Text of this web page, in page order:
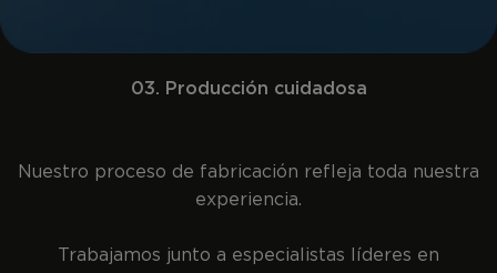
03. Producción cuidadosa
Nuestro proceso de fabricación refleja toda nuestra
experiencia.
Trabajamos junto a especialistas líderes en